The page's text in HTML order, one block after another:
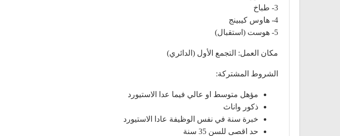
3- طباخ
4- هاوس كيبينج
5- هوست (استقبال)
مكان العمل: التجمع الأول (الدائري)
الشروط المشتركة:
مؤهل متوسط او عالي فيما عدا الاستيورد
ذكور واناث
خبرة سنة في نفس الوظيفة عادا الاستيورد
حد اقصى للسن 35 سنة